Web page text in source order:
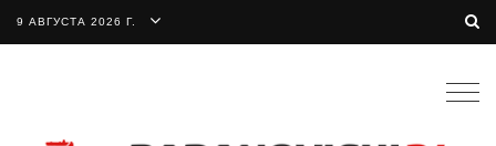
9 АВГУСТА 2026 Г.